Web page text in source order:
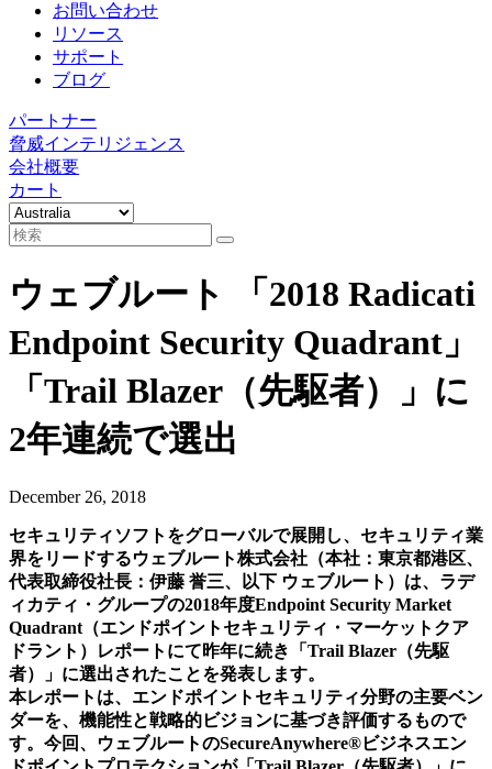
お問い合わせ
リソース
サポート
ブログ
パートナー
脅威インテリジェンス
会社概要
カート
ウェブルート 「2018 Radicati
Endpoint Security Quadrant」
「Trail Blazer（先駆者）」に
2年連続で選出
December 26, 2018
セキュリティソフトをグローバルで展開し、セキュリティ業
界をリードするウェブルート株式会社（本社：東京都港区、
代表取締役社長：伊藤 誉三、以下 ウェブルート）は、ラデ
ィカティ・グループの2018年度Endpoint Security Market
Quadrant （エンドポイントセキュリティ・マーケットクア
ドラント）レポートにて昨年に続き「 Trail Blazer （先駆
者）」に選出されたことを発表します。
本レポートは、エンドポイントセキュリティ分野の主要ベン
ダーを、機能性と戦略的ビジョンに基づき評価するもので
す。今回、ウェブルートのSecureAnywhere®ビジネスエン